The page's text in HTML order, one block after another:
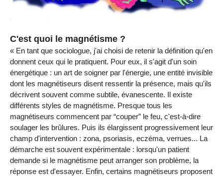
C'est quoi le magnétisme ?
« En tant que sociologue, j'ai choisi de retenir la définition qu'en
donnent ceux qui le pratiquent. Pour eux, il s'agit d'un soin
énergétique : un art de soigner par l'énergie, une entité invisible
dont les magnétiseurs disent ressentir la présence, mais qu'ils
décrivent souvent comme subtile, évanescente. Il existe
différents styles de magnétisme. Presque tous les
magnétiseurs commencent par “couper” le feu, c'est-à-dire
soulager les brûlures. Puis ils élargissent progressivement leur
champ d'intervention : zona, psoriasis, eczéma, verrues... La
démarche est souvent expérimentale : lorsqu'un patient
demande si le magnétisme peut arranger son problème, la
réponse est d'essayer. Enfin, certains magnétiseurs proposent